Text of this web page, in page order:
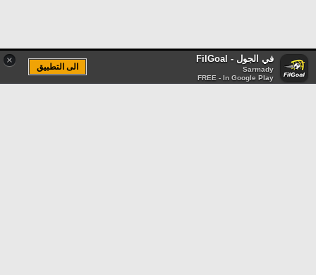
× في الجول - FilGoal
Sarmady
FREE - In Google Play
الى التطبيق